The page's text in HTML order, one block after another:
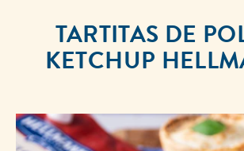
TARTITAS DE
KETCHUP